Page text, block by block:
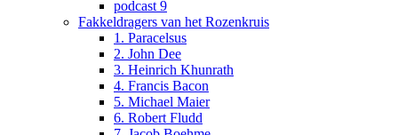
podcast 9
Fakkeldragers van het Rozenkruis
1. Paracelsus
2. John Dee
3. Heinrich Khunrath
4. Francis Bacon
5. Michael Maier
6. Robert Fludd